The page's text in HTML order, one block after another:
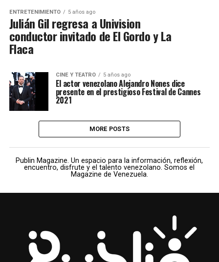
ENTRETENIMIENTO 5 años ago
Julián Gil regresa a Univision
conductor invitado de El Gordo y La
Flaca
CINE Y TEATRO 5 años ago
El actor venezolano Alejandro Nones dice
presente en el prestigioso Festival de Cannes
2021
MORE POSTS
Publin Magazine. Un espacio para la información, reflexión,
encuentro, disfrute y el talento venezolano. Somos el
Magazine de Venezuela.